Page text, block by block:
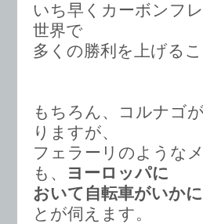
いち早くカーボンフ
世界で
多くの勝利を上げる
もちろん、コルナゴ
りますが、
フェラーリのような
も、
ヨーロッパに
おいて自転車がいか
とが伺えます。